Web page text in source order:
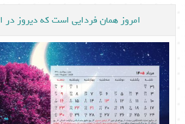
امروز همان فردایی است که دیروز در